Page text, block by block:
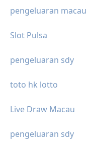
pengeluaran macau
Slot Pulsa
pengeluaran sdy
toto hk lotto
Live Draw Macau
pengeluaran sdy